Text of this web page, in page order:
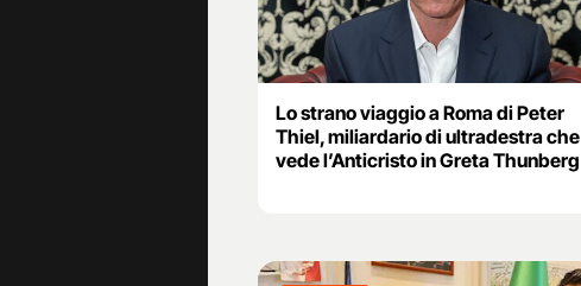
Lo strano viaggio a Roma di Peter
Thiel, miliardario di ultradestra che
vede l’Anticristo in Greta Thunberg